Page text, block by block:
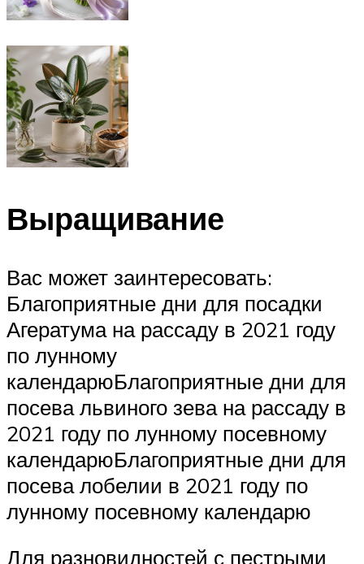
Выращивание
Вас может заинтересовать:
Благоприятные дни для посадки
Агератума на рассаду в 2021 году
по лунному
календарюБлагоприятные дни для
посева львиного зева на рассаду в
2021 году по лунному посевному
календарюБлагоприятные дни для
посева лобелии в 2021 году по
лунному посевному календарю
Для разновидностей с пестрыми